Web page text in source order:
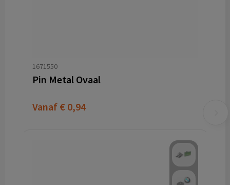
1671550
Pin Metal Ovaal
Vanaf € 0,94